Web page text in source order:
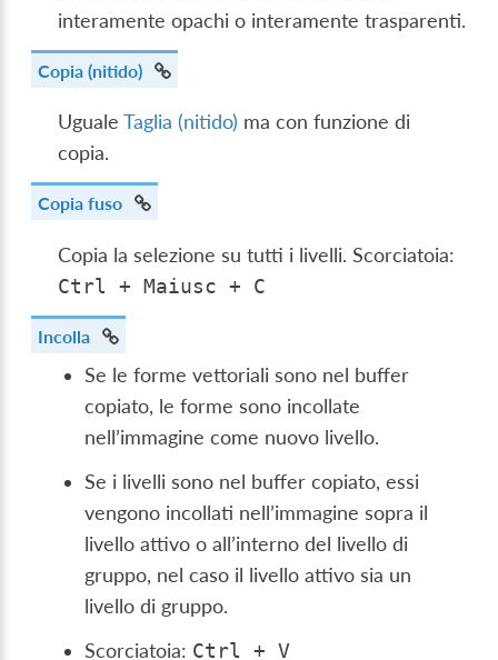
interamente opachi o interamente trasparenti.
Copia (nitido)
UgualeTaglia (nitido) ma con funzione di
copia.
Copia fuso
Copia la selezione su tutti i livelli. Scorciatoia:
Ctrl + Maiusc + C
Incolla
Se le forme vettoriali sono nel buffer
copiato, le forme sono incollate
nell’immagine come nuovo livello.
Se i livelli sono nel buffer copiato, essi
vengono incollati nell’immagine sopra il
livello attivo o all’interno del livello di
gruppo, nel caso il livello attivo sia un
livello di gruppo.
Scorciatoia: Ctrl + V